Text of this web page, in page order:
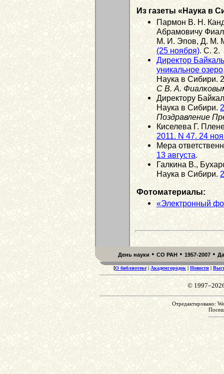
Из газеты «Наука в
Пармон В. Н.
Абрамовичу
М. И. Эпов, Д. М.
(25 ноября). С. 2.
Директор
уникальное
Наука в Сибири.
С В. А.
Директору
Наука в Сибири.
Поздравление
Киселева Г.
2011. N 47. 24
Мера
13 августа.
Галкина В.,
Наука в Сибири.
Фотоматериалы:
«Электронный
День науки • СО РАН • 1957-2007 •
[О библиотеке| Академгородок| Новости |
©
Отредактировано: